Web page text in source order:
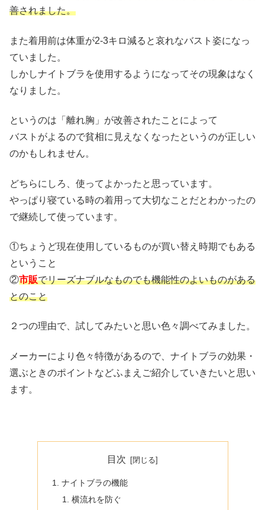
善されました。
また着用前は体重が2-3キロ減ると哀れなバスト姿になっ
ていました。
しかしナイトブラを使用するようになってその現象はなく
なりました。
というのは「離れ胸」が改善されたことによって
バストがよるので貧相に見えなくなったというのが正しい
のかもしれません。
どちらにしろ、使ってよかったと思っています。
やっぱり寝ている時の着用って大切なことだとわかったの
で継続して使っています。
①ちょうど現在使用しているものが買い替え時期でもある
ということ
②市販でリーズナブルなものでも機能性のよいものがある
とのこと
２つの理由で、試してみたいと思い色々調べてみました。
メーカーにより色々特徴があるので、ナイトブラの効果・
選ぶときのポイントなどふまえご紹介していきたいと思い
ます。
目次
ナイトブラの機能
横流れを防ぐ